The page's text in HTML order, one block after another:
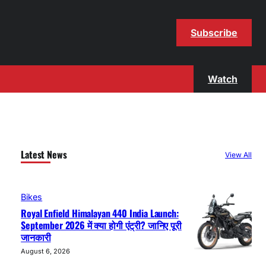
Subscribe
Watch
Latest News View All
Bikes
Royal Enfield Himalayan 440 India Launch:
September 2026 में क्या होगी एंट्री? जानिए पूरी
जानकारी
August 6, 2026